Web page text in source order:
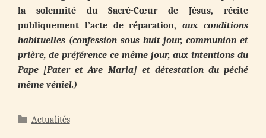
la solennité du Sacré-Cœur de Jésus, récite
publiquement l’acte de réparation,aux conditions
habituelles (confession sous huit jour, communion et
prière, de préférence ce même jour, aux intentions du
Pape [Pater et Ave Maria] et détestation du péché
même véniel.)
Catégories
Actualités